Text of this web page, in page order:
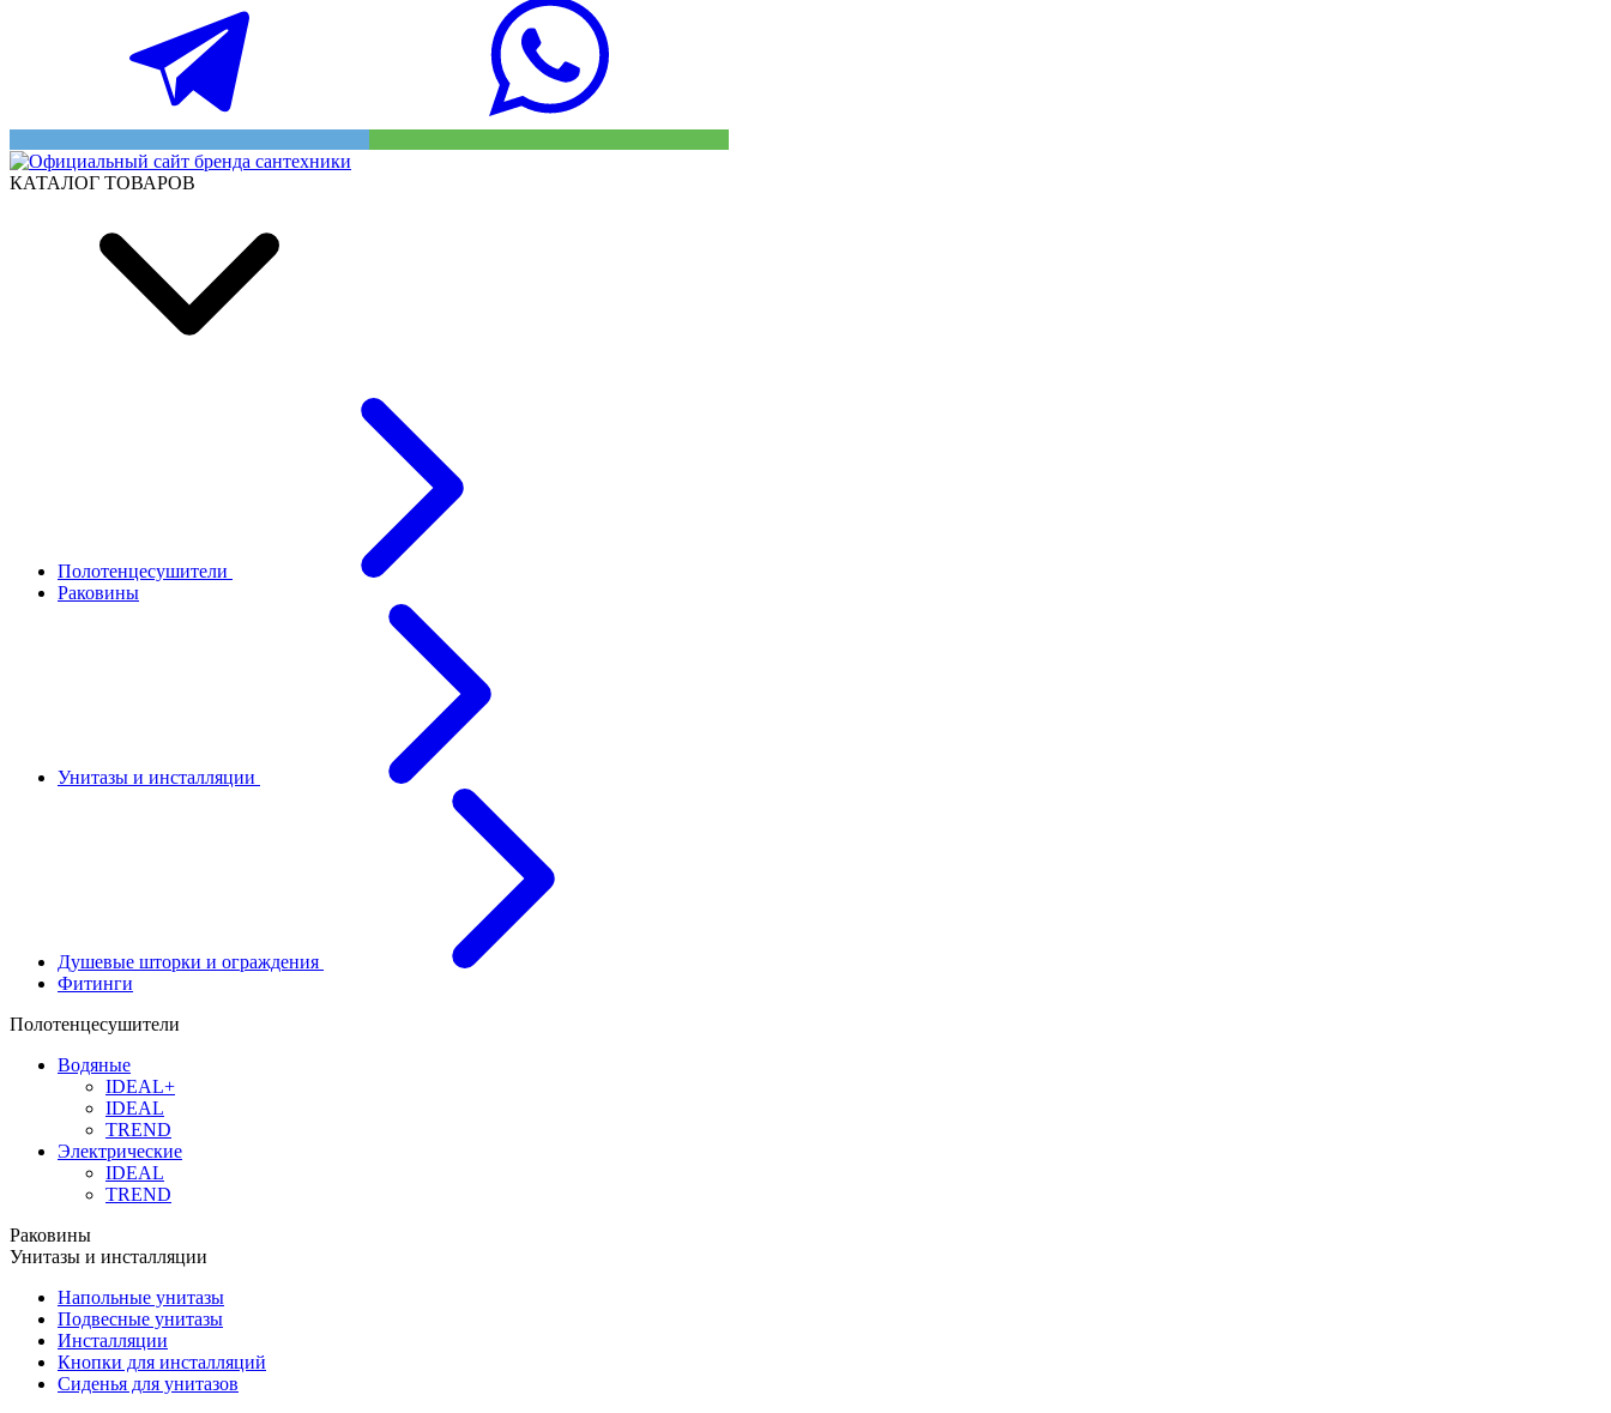
КАТАЛОГ ТОВАРОВ
Полотенцесушители
Раковины
Унитазы и инсталляции
Душевые шторки и ограждения
Фитинги
Полотенцесушители
Водяные
IDEAL+
IDEAL
TREND
Электрические
IDEAL
TREND
Раковины
Унитазы и инсталляции
Напольные унитазы
Подвесные унитазы
Инсталляции
Кнопки для инсталляций
Сиденья для унитазов